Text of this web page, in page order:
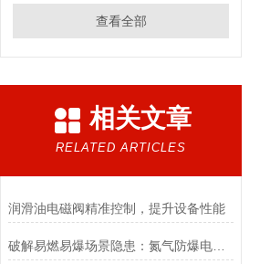
查看全部
相关文章
RELATED ARTICLES
润滑油电磁阀精准控制，提升设备性能
破解易燃易爆场景隐患：氮气防爆电磁阀的安全适配优化方案